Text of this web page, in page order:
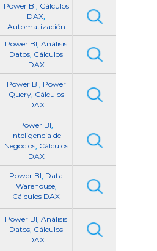
Power BI, Cálculos
DAX,
Automatización
Power BI, Análisis
Datos, Cálculos
DAX
Power BI, Power
Query, Cálculos
DAX
Power BI,
Inteligencia de
Negocios, Cálculos
DAX
Power BI, Data
Warehouse,
Cálculos DAX
Power BI, Análisis
Datos, Cálculos
DAX